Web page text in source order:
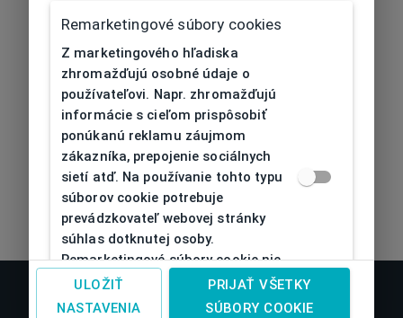
Remarketingové súbory cookies
Z marketingového hľadiska
zhromažďujú osobné údaje o
používateľovi. Napr. zhromažďujú
informácie s cieľom prispôsobiť
ponúkanú reklamu záujmom
zákazníka, prepojenie sociálnych
sietí atď. Na používanie tohto typu
súborov cookie potrebuje
prevádzkovateľ webovej stránky
súhlas dotknutej osoby.
Remarketingové súbory cookie nie
je možné bez takéhoto súhlasu
používať
ULOŽIŤ
NASTAVENIA
PRIJAŤ VŠETKY
SÚBORY COOKIE